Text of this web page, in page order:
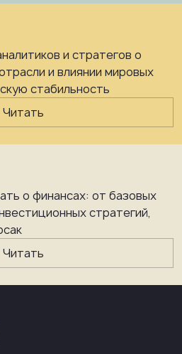
и стратегов о
и влиянии мировых
стабильность
Читать
о финансах: от базовых
стратегий,
Читать